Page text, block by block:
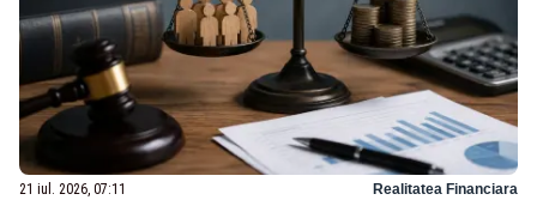
21 iul. 2026, 07:11 Realitatea Financiara